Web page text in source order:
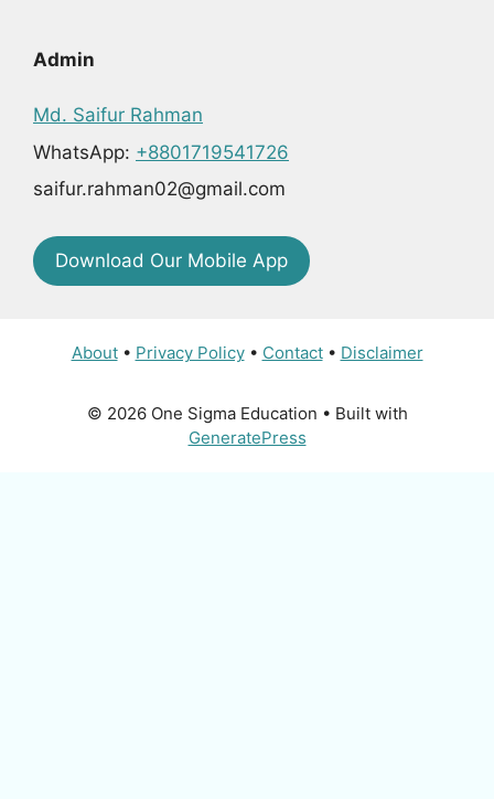
Admin
Md. Saifur Rahman
WhatsApp: +8801719541726
saifur.rahman02@gmail.com
Download Our Mobile App
About• Privacy Policy• Contact• Disclaimer
© 2026 One Sigma Education • Built with
GeneratePress